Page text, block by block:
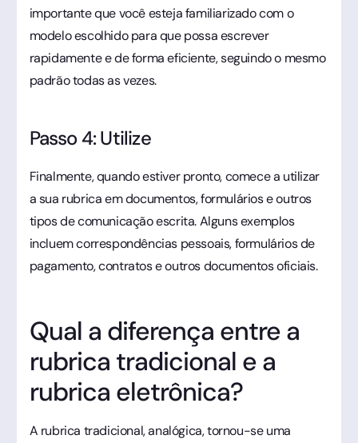
importante que você esteja familiarizado com o
modelo escolhido para que possa escrever
rapidamente e de forma eficiente, seguindo o mesmo
padrão todas as vezes.
Passo 4: Utilize
Finalmente, quando estiver pronto, comece a utilizar
a sua rubrica em documentos, formulários e outros
tipos de comunicação escrita. Alguns exemplos
incluem correspondências pessoais, formulários de
pagamento, contratos e outros documentos oficiais.
Qual a diferença entre a
rubrica tradicional e a
rubrica eletrônica?
A rubrica tradicional, analógica, tornou-se uma